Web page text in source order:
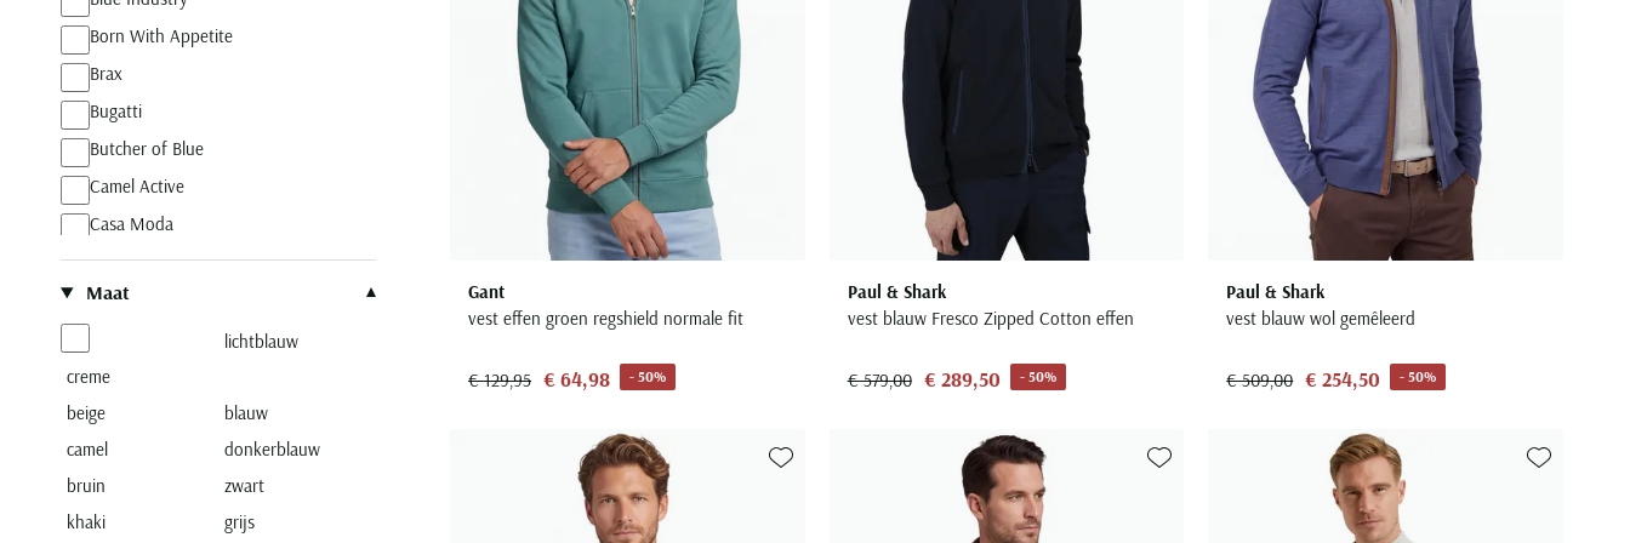
Born With Appetite
Brax
Bugatti
Butcher of Blue
Camel Active
Casa Moda
Cast Iron
Cavallaro
Gant
Genti
Gentiluomo
Hugo Boss
Jack & Jones
Maat
creme
lichtblauw
beige
blauw
camel
donkerblauw
bruin
zwart
khaki
grijs
Gant
vest effen groen regshield normale fit
€ 129,95 € 64,98 - 50%
Paul & Shark
vest blauw Fresco Zipped Cotton effen
€ 579,00 € 289,50 - 50%
Paul & Shark
vest blauw wol gemêleerd
€ 509,00 € 254,50 - 50%
Toevoegen aan favorieten